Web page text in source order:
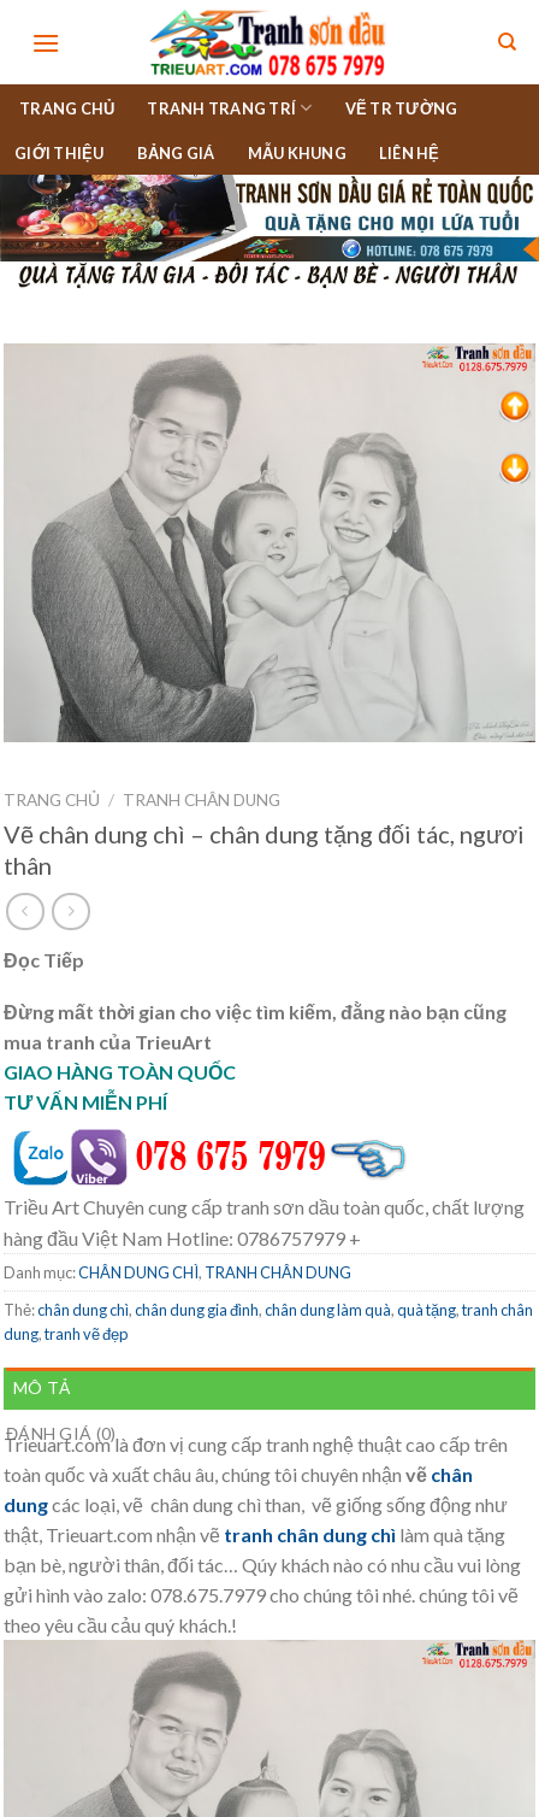
TRANG CHỦ TRANH TRANG TRÍ VẼ TR TƯỜNG
GIỚI THIỆU BẢNG GIÁ MẪU KHUNG LIÊN HỆ
TRANG CHỦ / TRANH CHÂN DUNG
Vẽ chân dung chì – chân dung tặng đối tác, ngươi
thân
Đọc Tiếp
Đừng mất thời gian cho việc tìm kiếm, đằng nào bạn cũng
mua tranh của TrieuArt
GIAO HÀNG TOÀN QUỐC
TƯ VẤN MIỄN PHÍ
Triều Art Chuyên cung cấp tranh sơn dầu toàn quốc, chất lượng
hàng đầu Việt Nam Hotline: 0786757979 +
Danh mục:CHÂN DUNG CHÌ, TRANH CHÂN DUNG
Thẻ:chân dung chì,chân dung gia đình,chân dung làm quà,quà tặng,tranh chân
dung,tranh vẽ đẹp
MÔ TẢ
ĐÁNH GIÁ (0)
Trieuart.com là đơn vị cung cấp tranh nghệ thuật cao cấp trên
toàn quốc và xuất châu âu, chúng tôi chuyên nhận vẽ chân
dungcác loại, vẽ chân dung chì than, vẽ giống sống động như
thật, Trieuart.com nhận vẽ tranh chân dung chì làm quà tặng
bạn bè, người thân, đối tác… Qúy khách nào có nhu cầu vui lòng
gửi hình vào zalo: 078.675.7979 cho chúng tôi nhé. chúng tôi vẽ
theo yêu cầu cảu quý khách.!